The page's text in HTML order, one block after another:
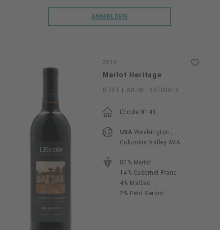
ANMELDEN
2019
Merlot Heritage
0.75 l Art.-Nr.: 64700619
L’Ecole N° 41
USA Washington ,
Columbia Valley AVA
80% Merlot
14% Cabernet Franc
4% Malbec
2% Petit Verdot